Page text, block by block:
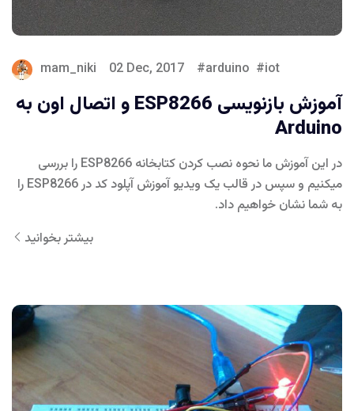
mam_niki 02 Dec, 2017 arduino iot
آموزش بازنویسی ESP8266 و اتصال اون به
Arduino
در این آموزش ما نحوه نصب کردن کتابخانه ESP8266 را بررسی
میکنیم و سپس در قالب یک ویدیو آموزش آپلود کد در ESP8266 را
به شما نشان خواهیم داد.
بیشتر بخوانید